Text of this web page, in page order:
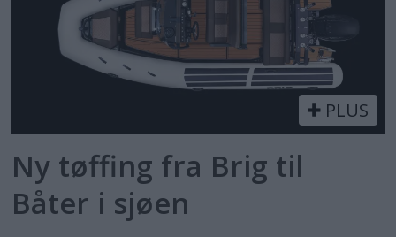
PLUS
Ny tøffing fra Brig til
Båter i sjøen